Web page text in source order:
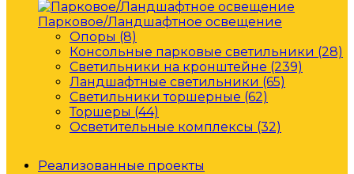
Парковое/Ландшафтное освещение
Опоры (8)
Консольные парковые светильники (28)
Светильники на кронштейне (239)
Ландшафтные светильники (65)
Светильники торшерные (62)
Торшеры (44)
Осветительные комплексы (32)
Реализованные проекты